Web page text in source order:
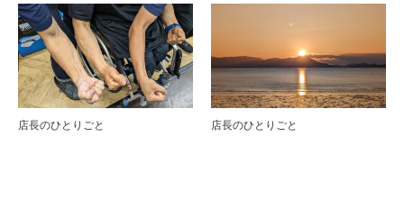
店長のひとりごと 店長のひとりごと